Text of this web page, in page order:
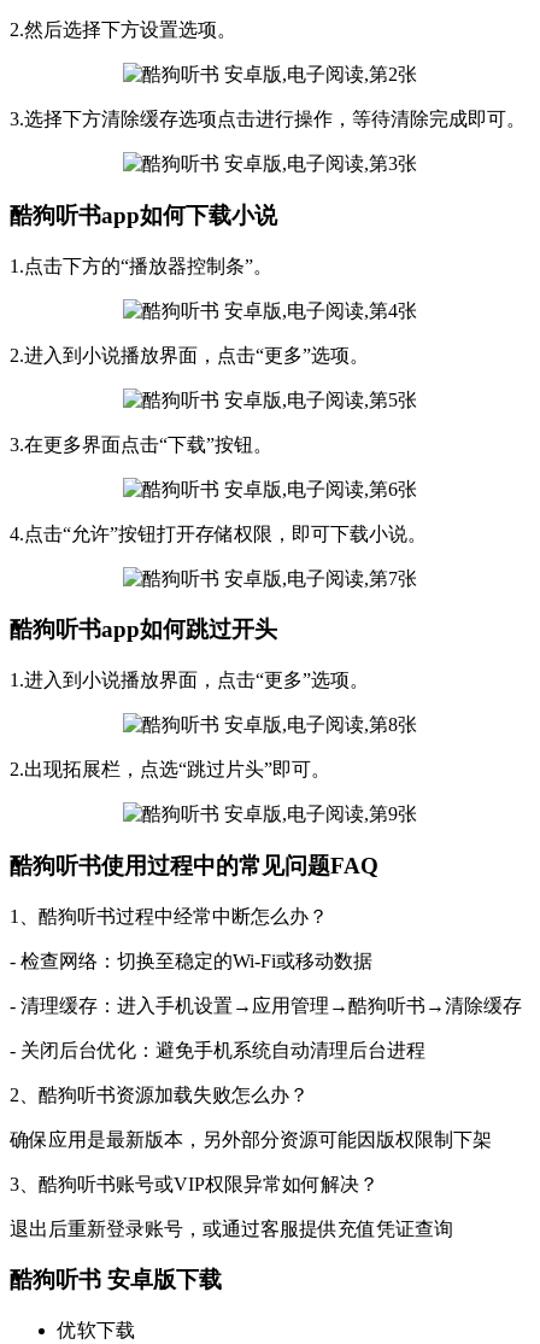
2.然后选择下方设置选项。
3.选择下方清除缓存选项点击进行操作，等待清除完成即可。
酷狗听书app如何下载小说
1.点击下方的“播放器控制条”。
2.进入到小说播放界面，点击“更多”选项。
3.在更多界面点击“下载”按钮。
4.点击“允许”按钮打开存储权限，即可下载小说。
酷狗听书app如何跳过开头
1.进入到小说播放界面，点击“更多”选项。
2.出现拓展栏，点选“跳过片头”即可。
酷狗听书使用过程中的常见问题FAQ
1、酷狗听书过程中经常中断怎么办？
- 检查网络：切换至稳定的Wi-Fi或移动数据
- 清理缓存：进入手机设置→应用管理→酷狗听书→清除缓存
- 关闭后台优化：避免手机系统自动清理后台进程
2、酷狗听书资源加载失败怎么办？
确保应用是最新版本，另外部分资源可能因版权限制下架
3、酷狗听书账号或VIP权限异常如何解决？
退出后重新登录账号，或通过客服提供充值凭证查询
酷狗听书 安卓版下载
优软下载